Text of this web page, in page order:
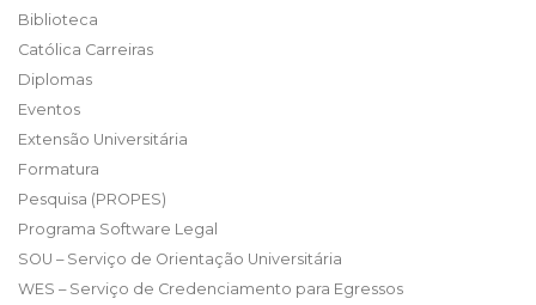
Biblioteca
Católica Carreiras
Diplomas
Eventos
Extensão Universitária
Formatura
Pesquisa (PROPES)
Programa Software Legal
SOU – Serviço de Orientação Universitária
WES – Serviço de Credenciamento para Egressos